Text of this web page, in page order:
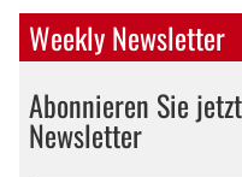
Weekly Newsletter
Abonnieren Sie
Newsletter